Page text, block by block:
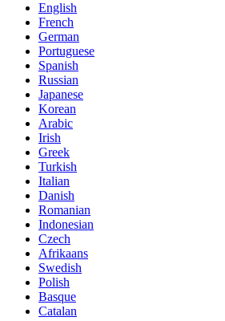
English
French
German
Portuguese
Spanish
Russian
Japanese
Korean
Arabic
Irish
Greek
Turkish
Italian
Danish
Romanian
Indonesian
Czech
Afrikaans
Swedish
Polish
Basque
Catalan